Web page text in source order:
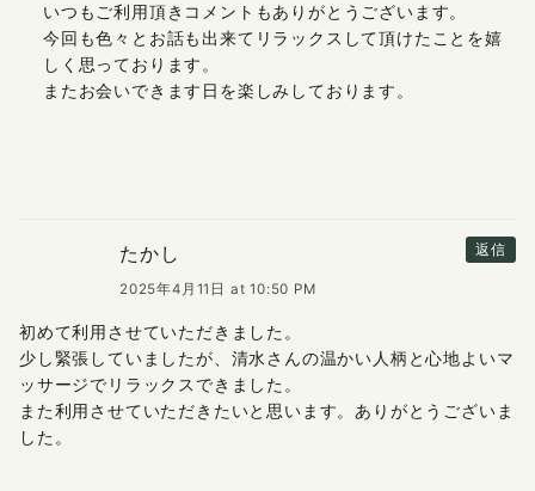
いつもご利用頂きコメントもありがとうございます。
今回も色々とお話も出来てリラックスして頂けたことを嬉
しく思っております。
またお会いできます日を楽しみしております。
返信
たかし
2025年4月11日 at 10:50 PM
初めて利用させていただきました。
少し緊張していましたが、清水さんの温かい人柄と心地よいマ
ッサージでリラックスできました。
また利用させていただきたいと思います。ありがとうございま
した。